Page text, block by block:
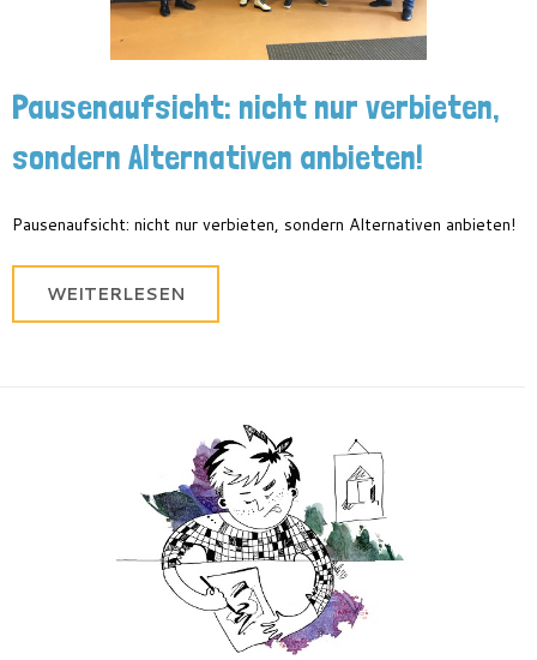
Pausenaufsicht: nicht nur verbieten,
sondern Alternativen anbieten!
Pausenaufsicht: nicht nur verbieten, sondern Alternativen anbieten!
WEITERLESEN